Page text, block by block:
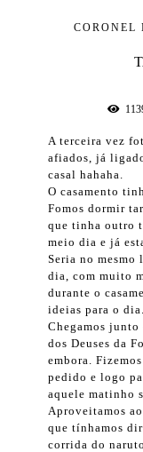
CORONEL
A terceira vez
afiados, já
casal hahaha.
O casamento
Fomos dormir
que tinha outro
meio dia e já
Seria no mesmo
dia, com muito
durante o
ideias para o dia.
Chegamos
dos Deuses da
embora.
pedido e logo
aquele matinho
Aproveitamos
que tínhamos
corrida do